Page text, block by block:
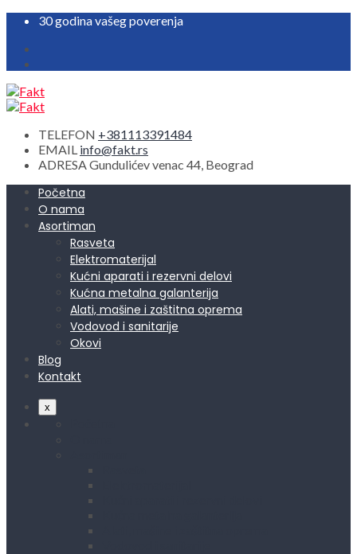
30 godina vašeg poverenja
TELEFON +381113391484
EMAIL info@fakt.rs
ADRESAGundulićev venac 44, Beograd
Početna
O nama
Asortiman
Rasveta
Elektromaterijal
Kućni aparati i rezervni delovi
Kućna metalna galanterija
Alati, mašine i zaštitna oprema
Vodovod i sanitarije
Okovi
Blog
Kontakt
x